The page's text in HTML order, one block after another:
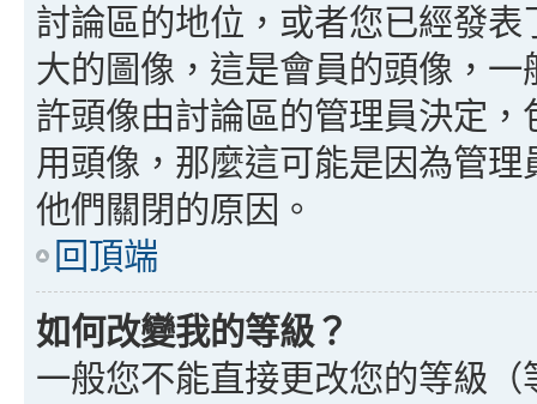
討論區的地位，或者您已經發
大的圖像，這是會員的頭像，
許頭像由討論區的管理員決定
用頭像，那麼這可能是因為管
他們關閉的原因。
回頂端
如何改變我的等級？
一般您不能直接更改您的等級